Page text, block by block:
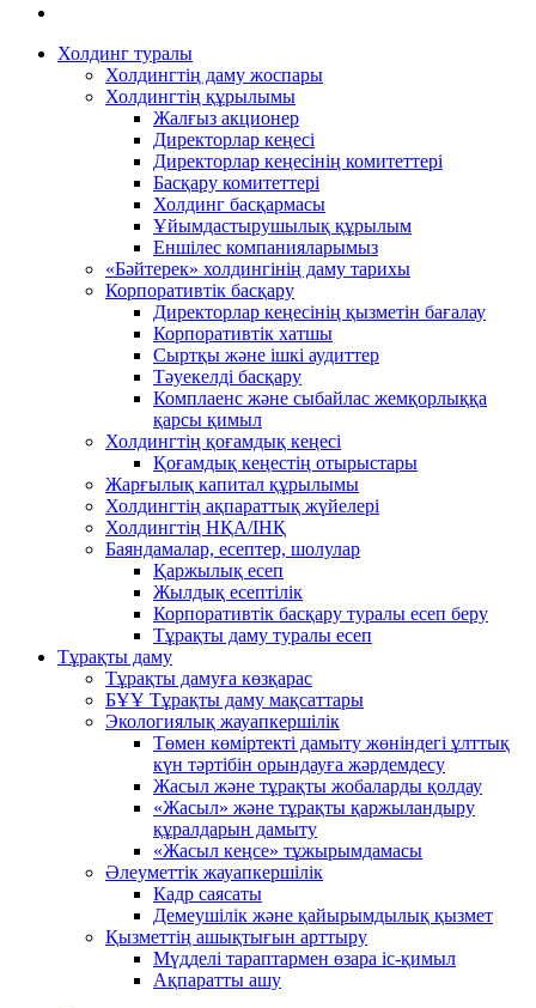
Холдинг туралы
Холдингтің даму жоспары
Холдингтің құрылымы
Жалғыз акционер
Директорлар кеңесі
Директорлар кеңесінің комитеттері
Басқару комитеттері
Холдинг басқармасы
Ұйымдастырушылық құрылым
Еншілес компанияларымыз
«Бәйтерек» холдингінің даму тарихы
Корпоративтік басқару
Директорлар кеңесінің қызметін бағалау
Корпоративтік хатшы
Сыртқы және ішкі аудиттер
Тәуекелді басқару
Комплаенс және сыбайлас жемқорлыққа
қарсы қимыл
Холдингтің қоғамдық кеңесі
Қоғамдық кеңестің отырыстары
Жарғылық капитал құрылымы
Холдингтің ақпараттық жүйелері
Холдингтің НҚА/ІНҚ
Баяндамалар, есептер, шолулар
Қаржылық есеп
Жылдық есептілік
Корпоративтік басқару туралы есеп беру
Тұрақты даму туралы есеп
Тұрақты даму
Тұрақты дамуға көзқарас
БҰҰ Тұрақты даму мақсаттары
Экологиялық жауапкершілік
Төмен көміртекті дамыту жөніндегі ұлттық
күн тәртібін орындауға жәрдемдесу
Жасыл және тұрақты жобаларды қолдау
«Жасыл» және тұрақты қаржыландыру
құралдарын дамыту
«Жасыл кеңсе» тұжырымдамасы
Әлеуметтік жауапкершілік
Кадр саясаты
Демеушілік және қайырымдылық қызмет
Қызметтің ашықтығын арттыру
Мүдделі тараптармен өзара іс-қимыл
Ақпаратты ашу